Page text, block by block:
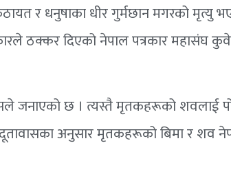
र धनुषाका धीर गुर्मछान मगरको मृत्यु
ठक्कर दिएको नेपाल पत्रकार महासंघ
जनाएको छ । त्यस्तै मृतकहरूको शवलाई
दूतावासका अनुसार मृतकहरूको बिमा र